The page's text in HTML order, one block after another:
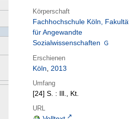
Körperschaft
Fachhochschule Köln,
für Angewandte
Sozialwissenschaften
Erschienen
Köln, 2013
Umfang
[24] S. : Ill., Kt.
URL